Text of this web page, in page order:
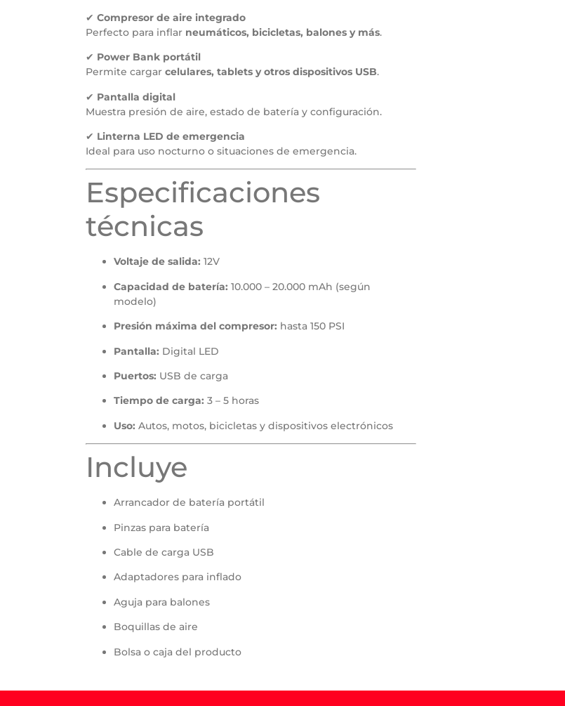
✔ Compresor de aire integrado
Perfecto para inflar neumáticos, bicicletas, balones y más.
✔ Power Bank portátil
Permite cargar celulares, tablets y otros dispositivos USB.
✔ Pantalla digital
Muestra presión de aire, estado de batería y configuración.
✔ Linterna LED de emergencia
Ideal para uso nocturno o situaciones de emergencia.
Especificaciones
técnicas
Voltaje de salida: 12V
Capacidad de batería: 10.000 – 20.000 mAh (según
modelo)
Presión máxima del compresor: hasta 150 PSI
Pantalla: Digital LED
Puertos: USB de carga
Tiempo de carga: 3 – 5 horas
Uso: Autos, motos, bicicletas y dispositivos electrónicos
Incluye
Arrancador de batería portátil
Pinzas para batería
Cable de carga USB
Adaptadores para inflado
Aguja para balones
Boquillas de aire
Bolsa o caja del producto